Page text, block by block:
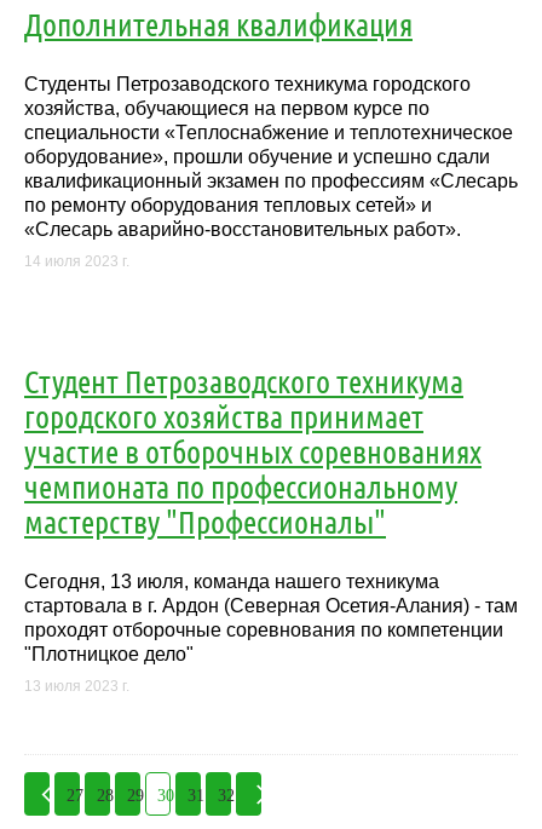
Дополнительная квалификация
Студенты Петрозаводского техникума городского
хозяйства, обучающиеся на первом курсе по
специальности «Теплоснабжение и теплотехническое
оборудование», прошли обучение и успешно сдали
квалификационный экзамен по профессиям «Слесарь
по ремонту оборудования тепловых сетей» и
«Слесарь аварийно-восстановительных работ».
14 июля 2023 г.
Студент Петрозаводского техникума
городского хозяйства принимает
участие в отборочных соревнованиях
чемпионата по профессиональному
мастерству "Профессионалы"
Сегодня, 13 июля, команда нашего техникума
стартовала в г. Ардон (Северная Осетия-Алания) - там
проходят отборочные соревнования по компетенции
"Плотницкое дело"
13 июля 2023 г.
27 28 29 30 31 32